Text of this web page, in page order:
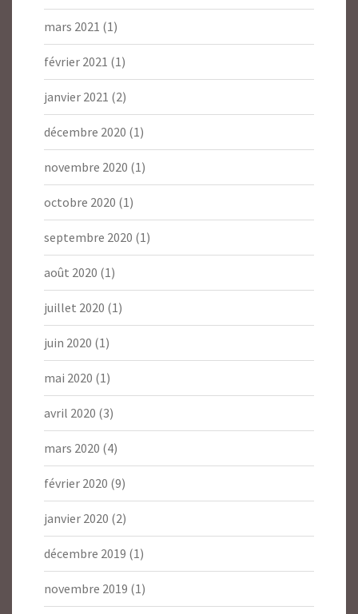
mars 2021 (1)
février 2021 (1)
janvier 2021 (2)
décembre 2020 (1)
novembre 2020 (1)
octobre 2020 (1)
septembre 2020 (1)
août 2020 (1)
juillet 2020 (1)
juin 2020 (1)
mai 2020 (1)
avril 2020 (3)
mars 2020 (4)
février 2020 (9)
janvier 2020 (2)
décembre 2019 (1)
novembre 2019 (1)